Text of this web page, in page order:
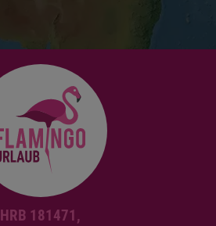
HRB 181471,